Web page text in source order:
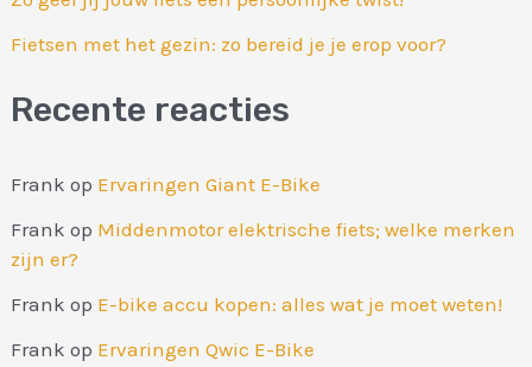
Fietsen met het gezin: zo bereid je je erop voor?
Recente reacties
Frank op Ervaringen Giant E-Bike
Frank op Middenmotor elektrische fiets; welke merken
zijn er?
Frank op E-bike accu kopen: alles wat je moet weten!
Frank op Ervaringen Qwic E-Bike